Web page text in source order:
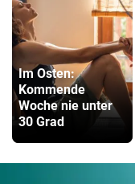
Im Osten:
Kommende
Woche nie unter
30 Grad